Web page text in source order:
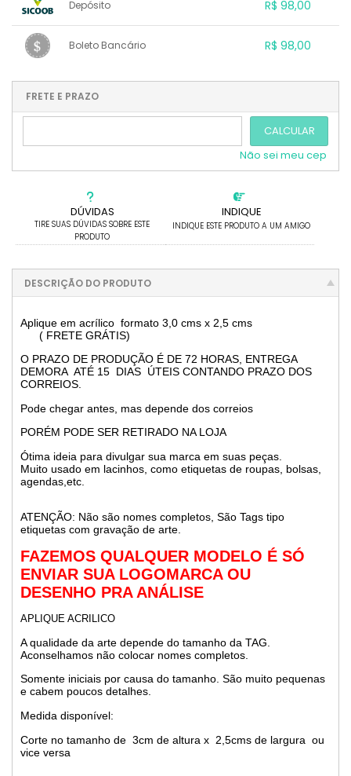
DÚVIDAS
TIRE SUAS DÚVIDAS SOBRE ESTE
PRODUTO
INDIQUE
INDIQUE ESTE PRODUTO A UM AMIGO
.
Depósito R$ 98,00
.
Boleto Bancário R$ 98,00
...
....
FRETE E PRAZO
CALCULAR
Não sei meu cep
DESCRIÇÃO DO PRODUTO
Aplique em acrílico formato 3,0 cms x 2,5 cms
( FRETE GRÁTIS)
O PRAZO DE PRODUÇÃO É DE 72 HORAS, ENTREGA
DEMORA ATÉ 15 DIAS ÚTEIS CONTANDO PRAZO DOS
CORREIOS.
Pode chegar antes, mas depende dos correios
PORÉM PODE SER RETIRADO NA LOJA
Ótima ideia para divulgar sua marca em suas peças.
Muito usado em lacinhos, como etiquetas de roupas, bolsas,
agendas,etc.
ATENÇÃO: Não são nomes completos, São Tags tipo
etiquetas com gravação de arte.
FAZEMOS QUALQUER MODELO É SÓ
ENVIAR SUA LOGOMARCA OU
DESENHO PRA ANÁLISE
APLIQUE ACRILICO
A qualidade da arte depende do tamanho da TAG.
Aconselhamos não colocar nomes completos.
Somente iniciais por causa do tamanho. São muito pequenas
e cabem poucos detalhes.
Medida disponível:
Corte no tamanho de 3cm de altura x 2,5cms de largura ou
vice versa